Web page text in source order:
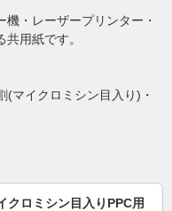
機・レーザープリンター・
用紙です。
マイクロミシン目入り)・
クロミシン目入りPPC用